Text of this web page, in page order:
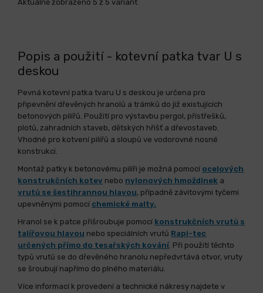
Aktuálně zobrazeno 5 z 5 variant
Popis a použití - kotevní patka tvar U s
deskou
Pevná kotevní patka tvaru U s deskou je určena pro
připevnění dřevěných hranolů a trámků do již existujících
betonových pilířů. Použití pro výstavbu pergol, přístřešků,
plotů, zahradních staveb, dětských hřišť a dřevostaveb.
Vhodné pro kotvení pilířů a sloupů ve vodorovné nosné
konstrukci.
Montáž patky k betonovému pilíři je možná pomocí ocelových
konstrukčních kotev nebo nylonových hmoždinek a
vrutů se šestihrannou hlavou, případně závitovými tyčemi
upevněnými pomocí chemické malty.
Hranol se k patce přišroubuje pomocí konstrukčních vrutů s
talířovou hlavou nebo speciálních vrutů Rapi-tec
určených přímo do tesařských kování. Při použití těchto
typů vrutů se do dřevěného hranolu nepředvrtává otvor, vruty
se šroubují napřímo do plného materiálu.
Více informací k provedení a technické nákresy najdete v